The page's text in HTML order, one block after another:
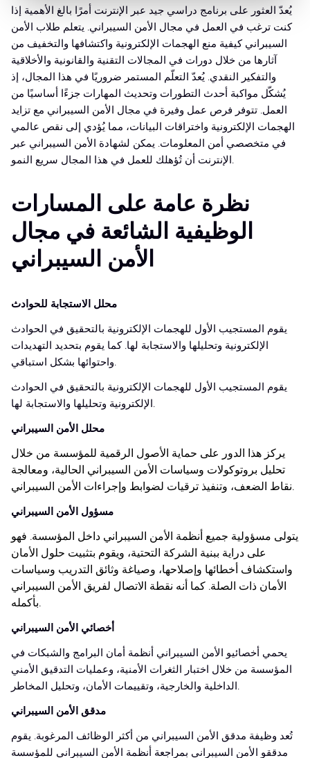
يُعدّ العثور على برنامج دراسي جيد عبر الإنترنت أمرًا بالغ الأهمية إذا
كنت ترغب في العمل في مجال الأمن السيبراني. يتعلم طلاب الأمن
السيبراني كيفية منع الهجمات الإلكترونية واكتشافها والتخفيف من
آثارها من خلال دورات في المجالات التقنية والقانونية والأخلاقية
والتفكير النقدي. يُعدّ التعلّم المستمر ضروريًا في هذا المجال، إذ
يُشكّل مواكبة أحدث التطورات وتحديث المهارات جزءًا أساسيًا من
العمل. تتوفر فرص عمل وفيرة في مجال الأمن السيبراني مع تزايد
الهجمات الإلكترونية واختراقات البيانات، مما يُؤدي إلى نقص عالمي
في متخصصي أمن المعلومات. يمكن لشهادة الأمن السيبراني عبر
الإنترنت أن تُؤهلك للعمل في هذا المجال سريع النمو.
نظرة عامة على المسارات
الوظيفية الشائعة في مجال
الأمن السيبراني
محلل الاستجابة للحوادث
يقوم المستجيب الأول للهجمات الإلكترونية بالتحقيق في الحوادث
الإلكترونية وتحليلها والاستجابة لها. كما يقوم بتحديد التهديدات
واحتوائها بشكل استباقي.
يقوم المستجيب الأول للهجمات الإلكترونية بالتحقيق في الحوادث
الإلكترونية وتحليلها والاستجابة لها.
محلل الأمن السيبراني
يركز هذا الدور على حماية الأصول الرقمية للمؤسسة من خلال
تحليل بروتوكولات وسياسات الأمن السيبراني الحالية، ومعالجة
نقاط الضعف، وتنفيذ ترقيات لضوابط وإجراءات الأمن السيبراني.
مسؤول الأمن السيبراني
يتولى مسؤولية جميع أنظمة الأمن السيبراني داخل المؤسسة. فهو
على دراية ببنية الشركة التحتية، ويقوم بتثبيت حلول الأمان
واستكشاف أخطائها وإصلاحها، وصياغة وثائق التدريب وسياسات
الأمان ذات الصلة. كما أنه نقطة الاتصال لفريق الأمن السيبراني
بأكمله.
أخصائي الأمن السيبراني
يحمي أخصائيو الأمن السيبراني أنظمة أمان البرامج والشبكات في
المؤسسة من خلال اختبار الثغرات الأمنية، وعمليات التدقيق الأمني
الداخلية والخارجية، وتقييمات الأمان، وتحليل المخاطر.
مدقق الأمن السيبراني
تُعد وظيفة مدقق الأمن السيبراني من أكثر الوظائف المرغوبة. يقوم
مدققو الأمن السيبراني بمراجعة أنظمة الأمن السيبراني للمؤسسة